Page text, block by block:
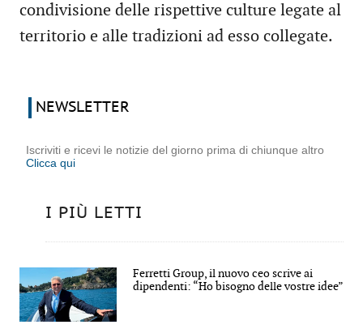
condivisione delle rispettive culture legate al
territorio e alle tradizioni ad esso collegate.
NEWSLETTER
Iscriviti e ricevi le notizie del giorno prima di chiunque altro
Clicca qui
I PIÙ LETTI
Ferretti Group, il nuovo ceo scrive ai
dipendenti: “Ho bisogno delle vostre idee”